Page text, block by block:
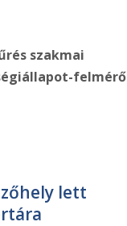
szakmai
felmérő
lett